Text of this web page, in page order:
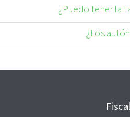
¿Puedo tener la
¿Los